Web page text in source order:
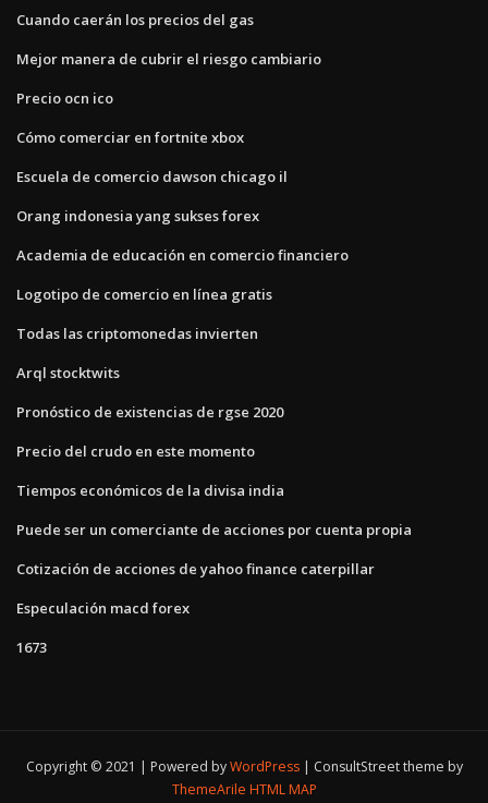
Cuando caerán los precios del gas
Mejor manera de cubrir el riesgo cambiario
Precio ocn ico
Cómo comerciar en fortnite xbox
Escuela de comercio dawson chicago il
Orang indonesia yang sukses forex
Academia de educación en comercio financiero
Logotipo de comercio en línea gratis
Todas las criptomonedas invierten
Arql stocktwits
Pronóstico de existencias de rgse 2020
Precio del crudo en este momento
Tiempos económicos de la divisa india
Puede ser un comerciante de acciones por cuenta propia
Cotización de acciones de yahoo finance caterpillar
Especulación macd forex
1673
Copyright © 2021 | Powered byWordPress
ConsultStreet theme by
ThemeArile HTML MAP